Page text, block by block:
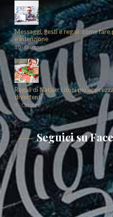
Messaggi, gesti e regali: come fare
e intenzione
10 - Giugno
Regali di Natale: i doni più
divertenti
3 - Ottobre
Seguici su